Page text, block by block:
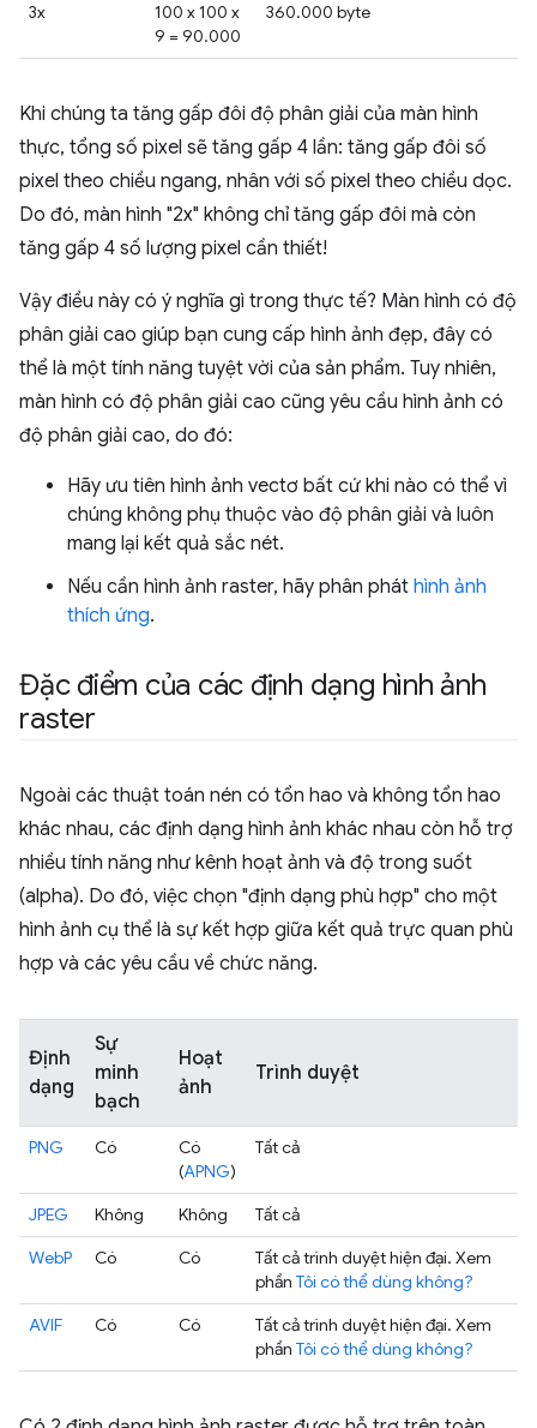
3x
100 x 100 x
9 = 90.000
360.000 byte
Khi chúng ta tăng gấp đôi độ phân giải của màn hình
thực, tổng số pixel sẽ tăng gấp 4 lần: tăng gấp đôi số
pixel theo chiều ngang, nhân với số pixel theo chiều dọc.
Do đó, màn hình "2x" không chỉ tăng gấp đôi mà còn
tăng gấp 4 số lượng pixel cần thiết!
Vậy điều này có ý nghĩa gì trong thực tế? Màn hình có độ
phân giải cao giúp bạn cung cấp hình ảnh đẹp, đây có
thể là một tính năng tuyệt vời của sản phẩm. Tuy nhiên,
màn hình có độ phân giải cao cũng yêu cầu hình ảnh có
độ phân giải cao, do đó:
Hãy ưu tiên hình ảnh vectơ bất cứ khi nào có thể vì
chúng không phụ thuộc vào độ phân giải và luôn
mang lại kết quả sắc nét.
Nếu cần hình ảnh raster, hãy phân phát hình ảnh
thích ứng.
Đặc điểm của các định dạng hình ảnh
raster
Ngoài các thuật toán nén có tổn hao và không tổn hao
khác nhau, các định dạng hình ảnh khác nhau còn hỗ trợ
nhiều tính năng như kênh hoạt ảnh và độ trong suốt
(alpha). Do đó, việc chọn "định dạng phù hợp" cho một
hình ảnh cụ thể là sự kết hợp giữa kết quả trực quan phù
hợp và các yêu cầu về chức năng.
Định
dạng
Sự
minh
bạch
Hoạt
ảnh
Trình duyệt
PNG Có
Có
(APNG)
Tất cả
JPEG Không Không
Tất cả
WebP
Có Có
Tất cả trình duyệt hiện đại. Xem
phần Tôi có thể dùng không?
AVIF
Có Có
Tất cả trình duyệt hiện đại. Xem
phần Tôi có thể dùng không?